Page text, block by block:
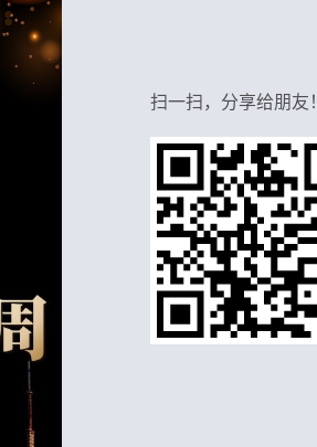
扫一扫，分享给朋友！